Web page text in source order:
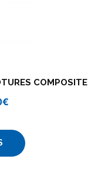
COMPOSITE
€